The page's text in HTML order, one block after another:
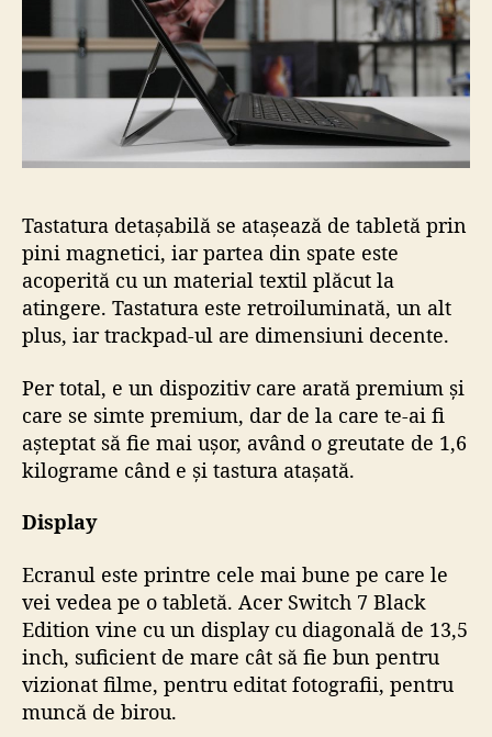
Tastatura detașabilă se atașează de tabletă prin
pini magnetici, iar partea din spate este
acoperită cu un material textil plăcut la
atingere. Tastatura este retroiluminată, un alt
plus, iar trackpad-ul are dimensiuni decente.
Per total, e un dispozitiv care arată premium și
care se simte premium, dar de la care te-ai fi
așteptat să fie mai ușor, având o greutate de 1,6
kilograme când e și tastura atașată.
Display
Ecranul este printre cele mai bune pe care le
vei vedea pe o tabletă. Acer Switch 7 Black
Edition vine cu un display cu diagonală de 13,5
inch, suficient de mare cât să fie bun pentru
vizionat filme, pentru editat fotografii, pentru
muncă de birou.